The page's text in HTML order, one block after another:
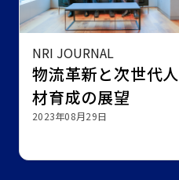
NRI JOURNAL
物流革新と次世代人
材育成の展望
2023年08月29日